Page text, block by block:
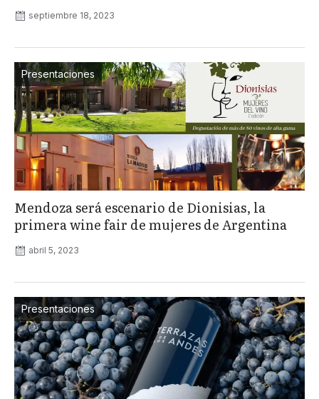
septiembre 18, 2023
Presentaciones
Mendoza será escenario de Dionisias, la
primera wine fair de mujeres de Argentina
abril 5, 2023
Presentaciones